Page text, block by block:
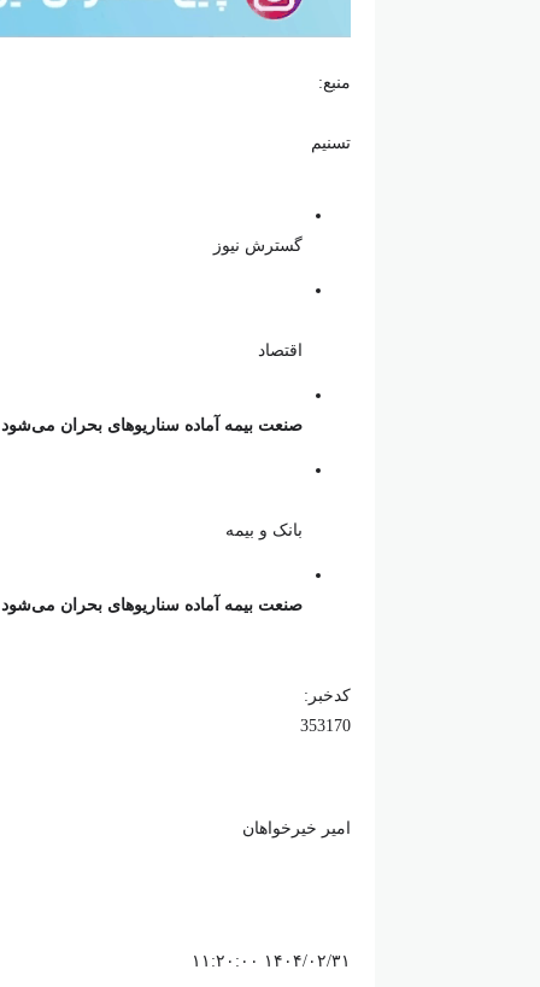
منبع:
تسنیم
گسترش نیوز
اقتصاد
صنعت بیمه آماده سناریوهای بحران می‌شود
بانک و بیمه
صنعت بیمه آماده سناریوهای بحران می‌شود
کدخبر:
353170
امیر خیرخواهان
۱۴۰۴/۰۲/۳۱ ۱۱:۲۰:۰۰